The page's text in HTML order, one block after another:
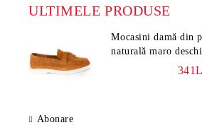
ULTIMELE PRODUSE
Mocasini damă din
naturală maro
Abonare